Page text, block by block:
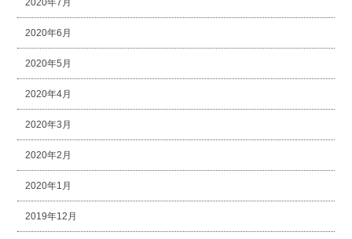
2020年7月
2020年6月
2020年5月
2020年4月
2020年3月
2020年2月
2020年1月
2019年12月